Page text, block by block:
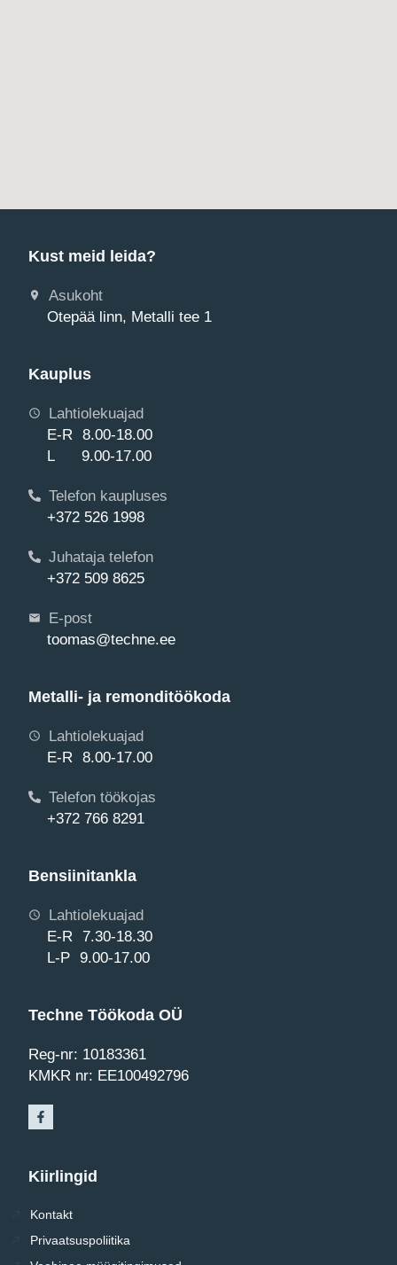
Kust meid leida?
Asukoht
Otepää linn, Metalli tee 1
Kauplus
Lahtiolekuajad
E-R 8.00-18.00
L 9.00-17.00
Telefon kaupluses
+372 526 1998
Juhataja telefon
+372 509 8625
E-post
toomas@techne.ee
Metalli- ja remonditöökoda
Lahtiolekuajad
E-R 8.00-17.00
Telefon töökojas
+372 766 8291
Bensiinitankla
Lahtiolekuajad
E-R 7.30-18.30
L-P 9.00-17.00
Techne Töökoda OÜ
Reg-nr: 10183361
KMKR nr: EE100492796
Kiirlingid
Kontakt
Privaatsuspoliitika